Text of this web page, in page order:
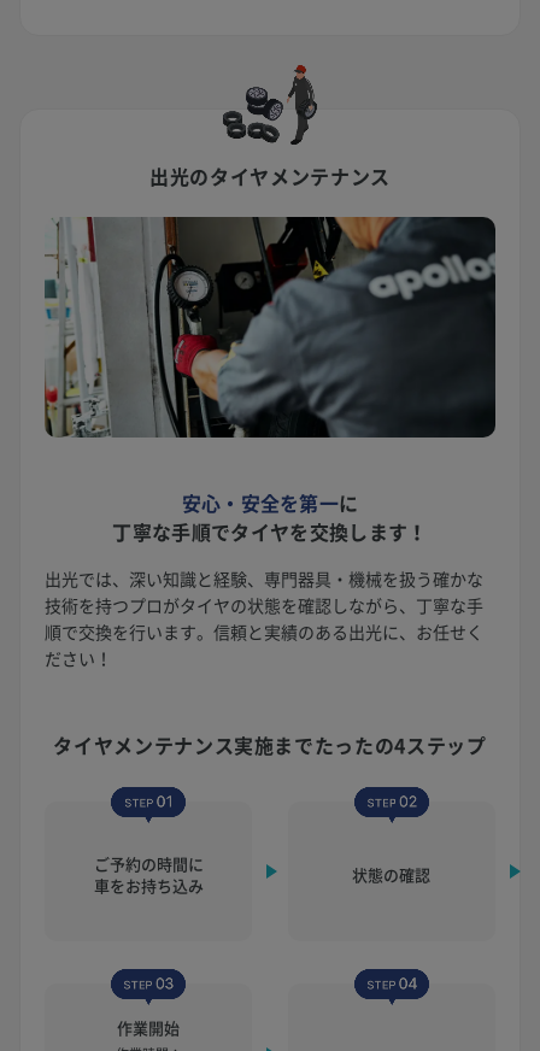
出光のタイヤメンテナンス
安心・安全を第一に
丁寧な手順でタイヤを交換します！
出光では、深い知識と経験、専門器具・機械を扱う確かな
技術を持つプロがタイヤの状態を確認しながら、丁寧な手
順で交換を行います。信頼と実績のある出光に、お任せく
ださい！
タイヤメンテナンス実施までたったの4ステップ
ご予約の時間に
車をお持ち込み
状態の確認
作業開始